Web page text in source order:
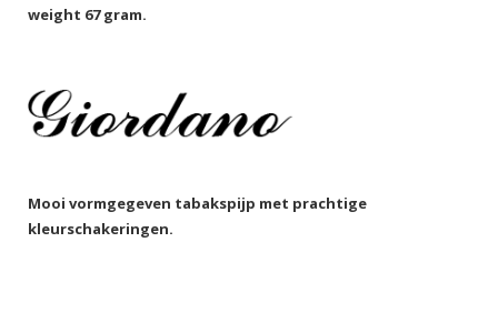
weight 67 gram.
Mooi vormgegeven tabakspijp met prachtige
kleurschakeringen.